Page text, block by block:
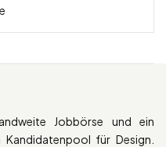
Jobbörse und ein
für Design.